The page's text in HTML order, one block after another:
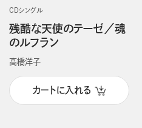
CDシングル
残酷な天使のテーゼ／魂
のルフラン
高橋洋子
カートに入れる